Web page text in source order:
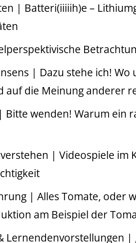
| Batteri(iiiiih)e –
| Dazu stehe ich!
auf die Meinung anderer
wenden! Warum ein
| Videospiele
| Alles Tomate, oder
am Beispiel der
Lernendenvorstellungen |